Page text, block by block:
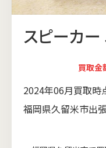
スピーカ
買取金
2024年06月買取時
福岡県久留米市出